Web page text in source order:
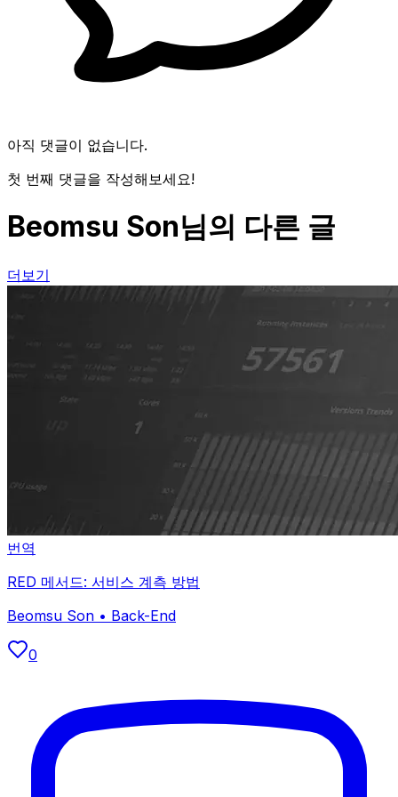
아직 댓글이 없습니다.
첫 번째 댓글을 작성해보세요!
Beomsu Son님의 다른 글
더보기
번역
RED 메서드: 서비스 계측 방법
Beomsu Son • Back-End
0